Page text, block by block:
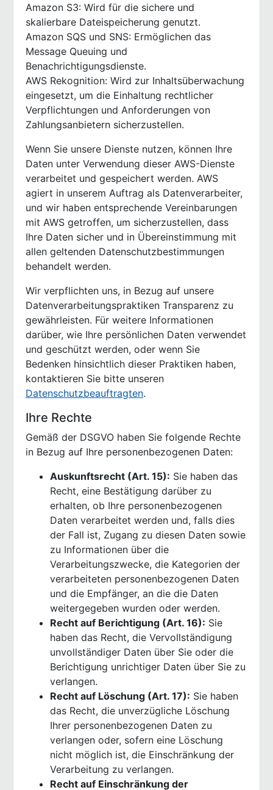
Amazon S3: Wird für die sichere und
skalierbare Dateispeicherung genutzt.
Amazon SQS und SNS: Ermöglichen das
Message Queuing und
Benachrichtigungsdienste.
AWS Rekognition: Wird zur Inhaltsüberwachung
eingesetzt, um die Einhaltung rechtlicher
Verpflichtungen und Anforderungen von
Zahlungsanbietern sicherzustellen.
Wenn Sie unsere Dienste nutzen, können Ihre
Daten unter Verwendung dieser AWS-Dienste
verarbeitet und gespeichert werden. AWS
agiert in unserem Auftrag als Datenverarbeiter,
und wir haben entsprechende Vereinbarungen
mit AWS getroffen, um sicherzustellen, dass
Ihre Daten sicher und in Übereinstimmung mit
allen geltenden Datenschutzbestimmungen
behandelt werden.
Wir verpflichten uns, in Bezug auf unsere
Datenverarbeitungspraktiken Transparenz zu
gewährleisten. Für weitere Informationen
darüber, wie Ihre persönlichen Daten verwendet
und geschützt werden, oder wenn Sie
Bedenken hinsichtlich dieser Praktiken haben,
kontaktieren Sie bitte unseren
Datenschutzbeauftragten.
Ihre Rechte
Gemäß der DSGVO haben Sie folgende Rechte
in Bezug auf Ihre personenbezogenen Daten:
Auskunftsrecht (Art. 15): Sie haben das
Recht, eine Bestätigung darüber zu
erhalten, ob Ihre personenbezogenen
Daten verarbeitet werden und, falls dies
der Fall ist, Zugang zu diesen Daten sowie
zu Informationen über die
Verarbeitungszwecke, die Kategorien der
verarbeiteten personenbezogenen Daten
und die Empfänger, an die die Daten
weitergegeben wurden oder werden.
Recht auf Berichtigung (Art. 16): Sie
haben das Recht, die Vervollständigung
unvollständiger Daten über Sie oder die
Berichtigung unrichtiger Daten über Sie zu
verlangen.
Recht auf Löschung (Art. 17): Sie haben
das Recht, die unverzügliche Löschung
Ihrer personenbezogenen Daten zu
verlangen oder, sofern eine Löschung
nicht möglich ist, die Einschränkung der
Verarbeitung zu verlangen.
Recht auf Einschränkung der